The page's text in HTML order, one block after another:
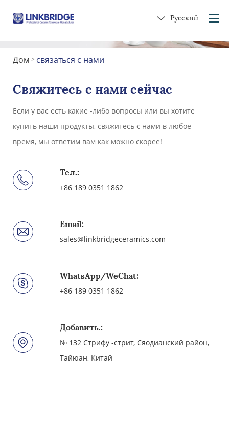
Дом
Услуга
В керамику
Русский
Дом > связаться с нами
Свяжитесь с нами сейчас
Если у вас есть какие -либо вопросы или вы хотите
купить наши продукты, свяжитесь с нами в любое
время, мы ответим вам как можно скорее!
Тел.:
+86 189 0351 1862
Email:
sales@linkbridgeceramics.com
WhatsApp/WeChat:
+86 189 0351 1862
Добавить.:
№ 132 Стрифу -стрит, Сяодианский район,
Тайюан, Китай